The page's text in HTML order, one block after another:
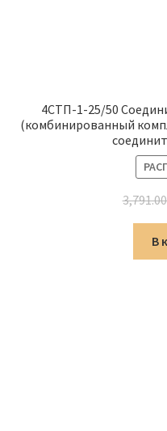
4СТП-1-25/50
(комбинированный
В